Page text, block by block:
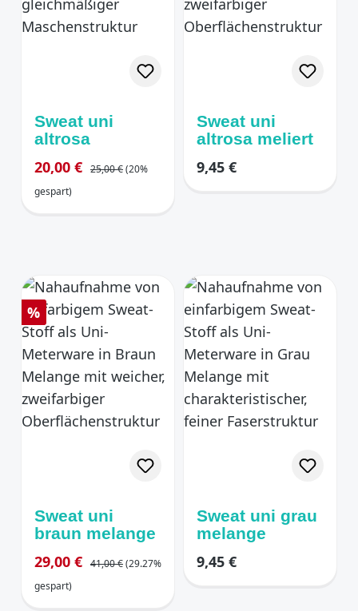
Sweat uni
altrosa
Verkaufspreis:
20,00 € Regulärer Preis:
25,00 €(20%
gespart)
Sweat uni
altrosa meliert
Regulärer Preis:
9,45 €
Rabatt
%
Sweat uni
braun melange
Verkaufspreis:
29,00 € Regulärer Preis:
41,00 €(29.27%
gespart)
Sweat uni grau
melange
Regulärer Preis:
9,45 €